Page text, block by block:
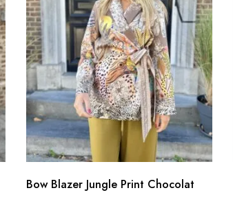
Bow Blazer Jungle Print Chocolat